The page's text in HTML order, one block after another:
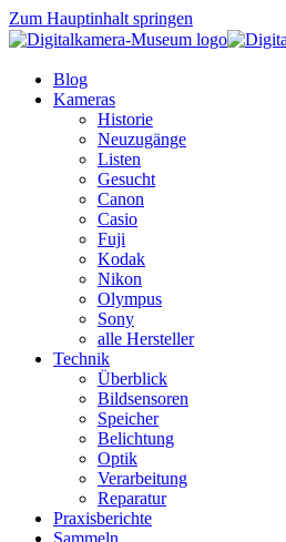
Zum Hauptinhalt springen
Blog
Kameras
Historie
Neuzugänge
Listen
Gesucht
Canon
Casio
Fuji
Kodak
Nikon
Olympus
Sony
alle Hersteller
Technik
Überblick
Bildsensoren
Speicher
Belichtung
Optik
Verarbeitung
Reparatur
Praxisberichte
Sammeln